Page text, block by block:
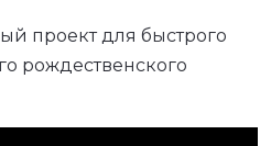
проект для быстрого
рождественского